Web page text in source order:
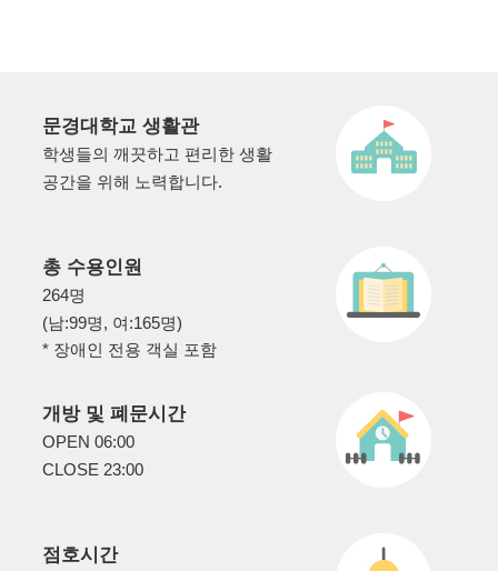
문경대학교 생활관
학생들의 깨끗하고 편리한 생활
공간을 위해 노력합니다.
총 수용인원
264명
(남:99명, 여:165명)
* 장애인 전용 객실 포함
개방 및 폐문시간
OPEN 06:00
CLOSE 23:00
점호시간